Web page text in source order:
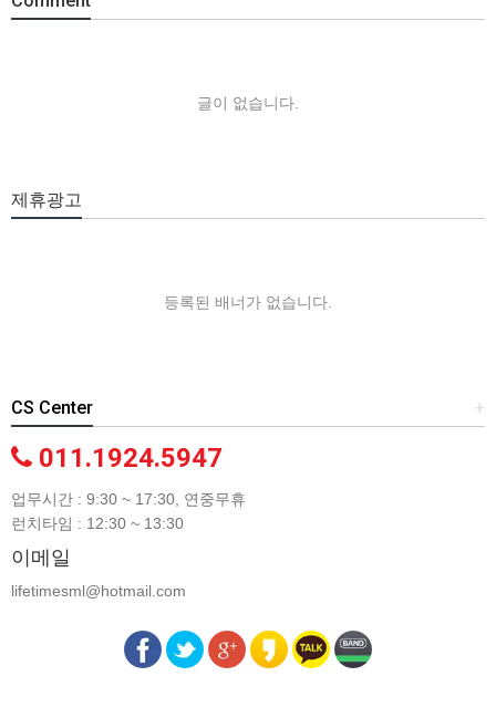
글이 없습니다.
제휴광고
등록된 배너가 없습니다.
+
CS Center
011.1924.5947
업무시간 : 9:30 ~ 17:30, 연중무휴
런치타임 : 12:30 ~ 13:30
이메일
lifetimesml@hotmail.com